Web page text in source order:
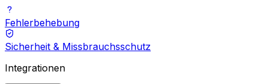
Fehlerbehebung
Sicherheit & Missbrauchsschutz
Integrationen